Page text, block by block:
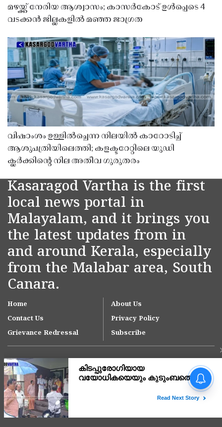
മഴയ്ക്ക് നേരിയ ആശ്വാസം; കാസർകോട് ഉൾപ്പെടെ 4
വടക്കൻ ജില്ലകളിൽ മഞ്ഞ ജാഗ്രത
വിഷാംശം ഉള്ളിൽച്ചെന്ന നിലയിൽ കാറോടിച്ച്
ആശുപത്രിയിലെത്തി; കളക്ടറേറ്റിലെ യുഡി
ക്ലർക്കിൻ്റെ നില അതീവ ഗുരുതരം
Kasaragod Vartha is the first
local news portal in
Malayalam, and it brings you
the latest updates from in
and around Kerala, especially
from the Malabar area, South
Canara.
Home
About Us
Contact Us
Privacy Policy
Grievance Redressal
Subscribe
Copyright © 2007-